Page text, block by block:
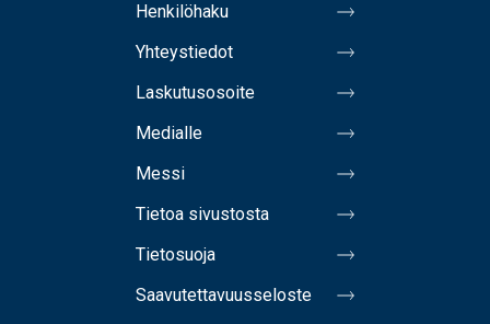
Henkilöhaku
Yhteystiedot
Laskutusosoite
Medialle
Messi
Tietoa sivustosta
Tietosuoja
Saavutettavuusseloste